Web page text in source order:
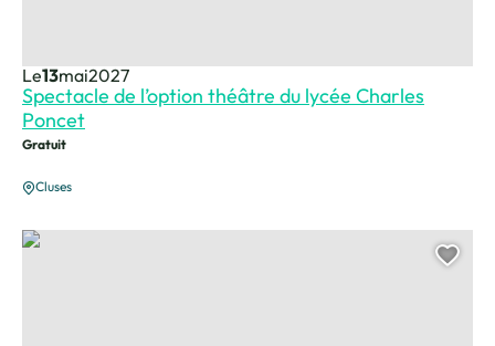
Spectacle de l’option théâtre du lycée Charles
Poncet
Gratuit
Le13mai2027
Cluses
Mondiaux UCI 2027 – BMX Freestyle Flatland, © Matthieu Metivet